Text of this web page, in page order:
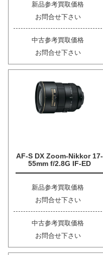
新品参考買取価格
お問合せ下さい
中古参考買取価格
お問合せ下さい
AF-S DX Zoom-Nikkor 17-
55mm f/2.8G IF-ED
新品参考買取価格
お問合せ下さい
中古参考買取価格
お問合せ下さい